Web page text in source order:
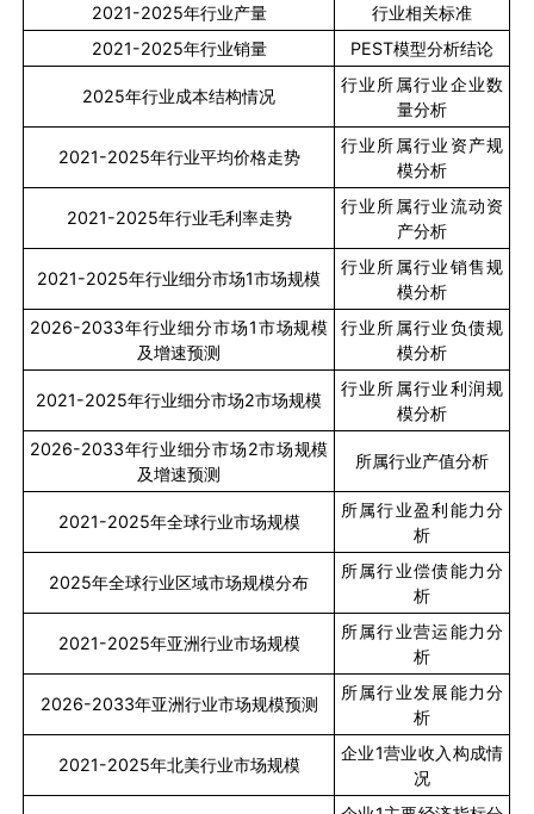
2021-2025年行业产量
行业相关标准
2021-2025年行业销量 PEST模型分析结论
2025年行业成本结构情况
行业所属行业企业数
量分析
2021-2025年行业平均价格走势
行业所属行业资产规
模分析
2021-2025年行业毛利率走势
行业所属行业流动资
产分析
2021-2025年行业细分市场1市场规模
行业所属行业销售规
模分析
2026-2033年行业细分市场1市场规模
及增速预测
行业所属行业负债规
模分析
2021-2025年行业细分市场2市场规模
行业所属行业利润规
模分析
2026-2033年行业细分市场2市场规模
及增速预测
所属行业产值分析
2021-2025年全球行业市场规模
所属行业盈利能力分
析
2025年全球行业区域市场规模分布
所属行业偿债能力分
析
2021-2025年亚洲行业市场规模
所属行业营运能力分
析
2026-2033年亚洲行业市场规模预测
所属行业发展能力分
析
2021-2025年北美行业市场规模
企业1营业收入构成情
况